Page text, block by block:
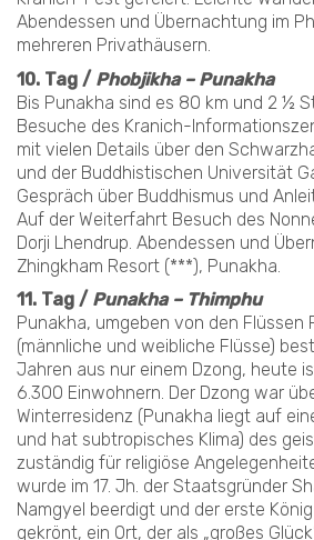
Abendessen und Übernachtung im
mehreren Privathäusern.
10. Tag / Phobjikha – Punakha
Bis Punakha sind es 80 km und 2 ½
Besuche des Kranich-
mit vielen Details über den
und der Buddhistischen Universität
Gespräch über Buddhismus und
Auf der Weiterfahrt Besuch des
Dorji Lhendrup. Abendessen und
Zhingkham Resort (***), Punakha.
11. Tag / Punakha – Thimphu
Punakha, umgeben von den Flüssen
(männliche und weibliche Flüsse)
Jahren aus nur einem Dzong, heute
6.300 Einwohnern. Der Dzong war
Winterresidenz (Punakha liegt auf
und hat subtropisches Klima) des
zuständig für religiöse
wurde im 17. Jh. der Staatsgründer
Namgyel beerdigt und der erste
gekrönt, ein Ort, der als „großes